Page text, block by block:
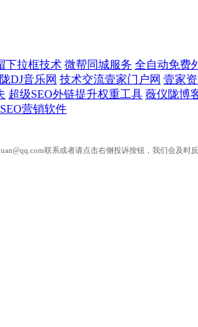
下拉框技术 微帮同城服务 全自动免费
DJ音乐网 技术交流壹家门户网 壹家
超级SEO外链提升权重工具 薇仪陇博
SEO营销软件
联系或者请点击右侧投诉按钮，我们会及时反